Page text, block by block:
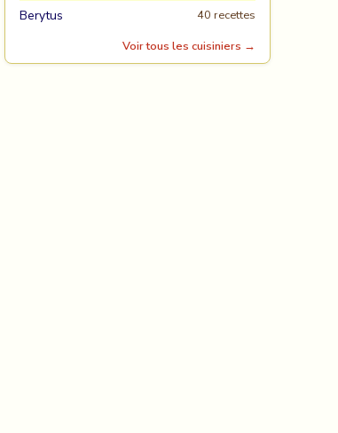
Berytus
40 recettes
Voir tous les cuisiniers →